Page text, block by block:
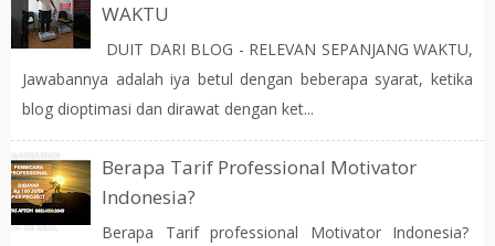
WAKTU
DUIT DARI BLOG - RELEVAN SEPANJANG WAKTU,
Jawabannya adalah iya betul dengan beberapa syarat, ketika
blog dioptimasi dan dirawat dengan ket...
Berapa Tarif Professional Motivator
Indonesia?
Berapa Tarif professional Motivator Indonesia?